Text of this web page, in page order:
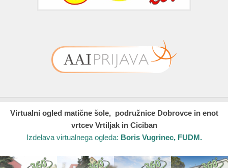
Virtualni ogled matične šole, podružnice Dobrovce in enot
vrtcev Vrtiljak in Ciciban
Izdelava virtualnega ogleda: Boris Vugrinec, FUDM.